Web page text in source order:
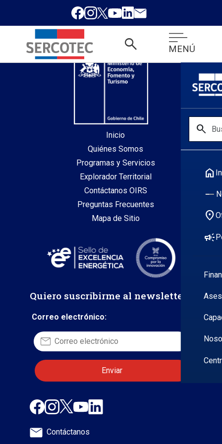
search MENÚ
search
home
location_on
campaign
desde index.php
Inicio
Quiénes Somos
Programas y Servicios
Explorador Territorial
Contáctanos OIRS
Preguntas Frecuentes
Mapa de Sitio
Quiero suscribirme al newsletter
Correo electrónico:
Contáctanos